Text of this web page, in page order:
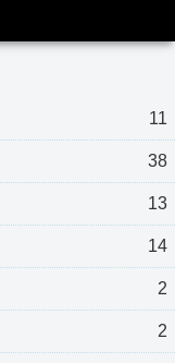
11
38
13
14
2
2